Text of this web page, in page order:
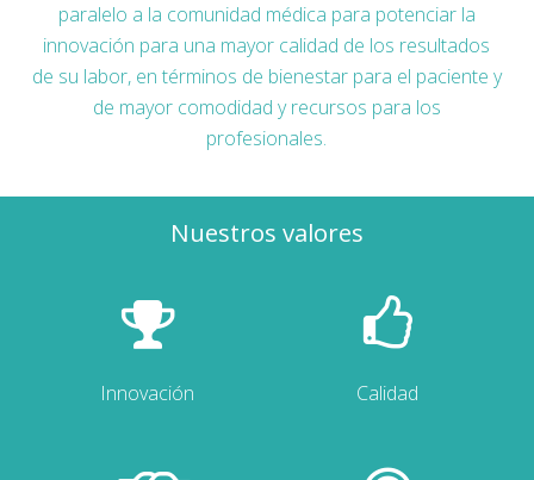
paralelo a la comunidad médica para potenciar la
innovación para una mayor calidad de los resultados
de su labor, en términos de bienestar para el paciente y
de mayor comodidad y recursos para los
profesionales.
Nuestros valores
Innovación Calidad